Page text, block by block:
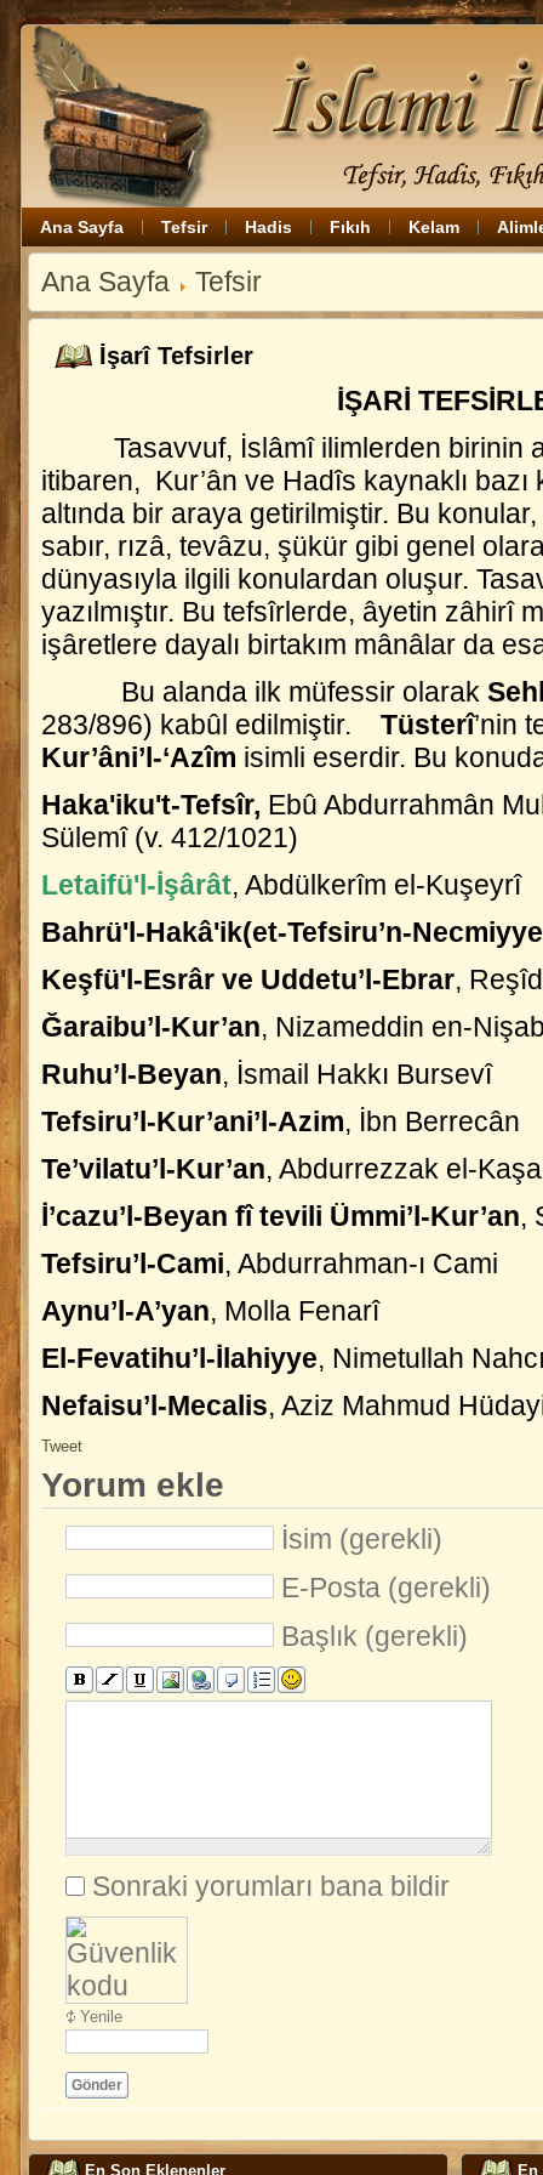
Ana Sayfa Tefsir Hadis Fıkıh Kelam
Ana Sayfa Tefsir
İşarî Tefsirler
İŞARİ
Tasavvuf, İslâmî ilimlerden birinin
itibaren, Kur’ân ve Hadîs kaynaklı
altında bir araya getirilmiştir. Bu
sabır, rızâ, tevâzu, şükür gibi genel
dünyasıyla ilgili konulardan oluşur.
yazılmıştır. Bu tefsîrlerde, âyetin zâhirî
işâretlere dayalı birtakım mânâlar da
Bu alanda ilk müfessir olarak
283/896) kabûl edilmiştir. Tüsterî’nin
Kur’âni’l-‘Azîm isimli eserdir. Bu
Haka'iku't-Tefsîr, Ebû Abdurrahmân
Sülemî (v. 412/1021)
Letaifü'l-İşârât, Abdülkerîm el-Kuşeyrî
Bahrü'l-Hakâ'ik(et-Tefsiru’n-
Keşfü'l-Esrâr ve Uddetu’l-Ebrar,
Ğaraibu’l-Kur’an, Nizameddin en-
Ruhu’l-Beyan, İsmail Hakkı Bursevî
Tefsiru’l-Kur’ani’l-Azim, İbn Berrecân
Te’vilatu’l-Kur’an, Abdurrezzak el-
İ’cazu’l-Beyan fî tevili Ümmi’l-Kur’an,
Tefsiru’l-Cami, Abdurrahman-ı Cami
Aynu’l-A’yan, Molla Fenarî
El-Fevatihu’l-İlahiyye, Nimetullah
Nefaisu’l-Mecalis, Aziz Mahmud
Tweet
Yorum ekle
İsim (gerekli)
E-Posta (gerekli)
Başlık (gerekli)
Sonraki yorumları bana bildir
Yenile
Gönder
En Son Eklenenler